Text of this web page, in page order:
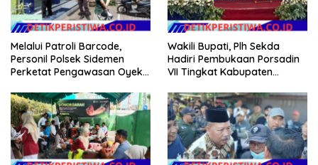
Melalui Patroli Barcode,
Personil Polsek Sidemen
Perketat Pengawasan Oyek
Wakili Bupati, Plh Sekda
Hadiri Pembukaan Porsadin
VII Tingkat Kabupaten